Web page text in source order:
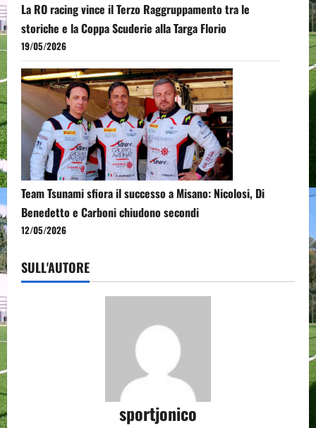
La RO racing vince il Terzo Raggruppamento tra le
storiche e la Coppa Scuderie alla Targa Florio
19/05/2026
Team Tsunami sfiora il successo a Misano: Nicolosi, Di
Benedetto e Carboni chiudono secondi
12/05/2026
SULL'AUTORE
sportjonico